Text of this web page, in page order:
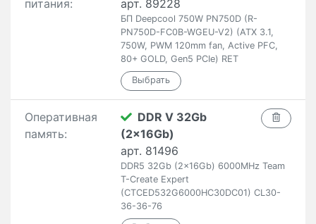
питания: арт. 89228
БП Deepcool 750W PN750D (R-
PN750D-FC0B-WGEU-V2) (ATX 3.1,
750W, PWM 120mm fan, Active PFC,
80+ GOLD, Gen5 PCIe) RET
Оперативная
память:
DDR V 32Gb
(2x16Gb)
арт. 81496
DDR5 32Gb (2x16Gb) 6000MHz Team
T-Create Expert
(CTCED532G6000HC30DC01) CL30-
36-36-76